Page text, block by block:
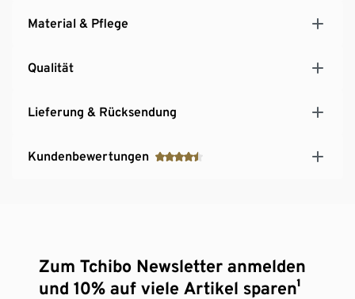
Material & Pflege
Qualität
Lieferung & Rücksendung
Kundenbewertungen
Zum Tchibo Newsletter anmelden
und 10% auf viele Artikel sparen¹